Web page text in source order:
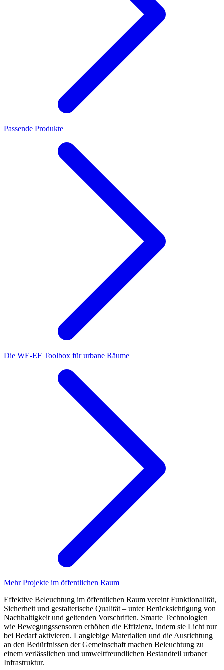
Passende Produkte
Die WE-EF Toolbox für urbane Räume
Mehr Projekte im öffentlichen Raum
Effektive Beleuchtung im öffentlichen Raum vereint Funktionalität,
Sicherheit und gestalterische Qualität – unter Berücksichtigung von
Nachhaltigkeit und geltenden Vorschriften. Smarte Technologien
wie Bewegungssensoren erhöhen die Effizienz, indem sie Licht nur
bei Bedarf aktivieren. Langlebige Materialien und die Ausrichtung
an den Bedürfnissen der Gemeinschaft machen Beleuchtung zu
einem verlässlichen und umweltfreundlichen Bestandteil urbaner
Infrastruktur.